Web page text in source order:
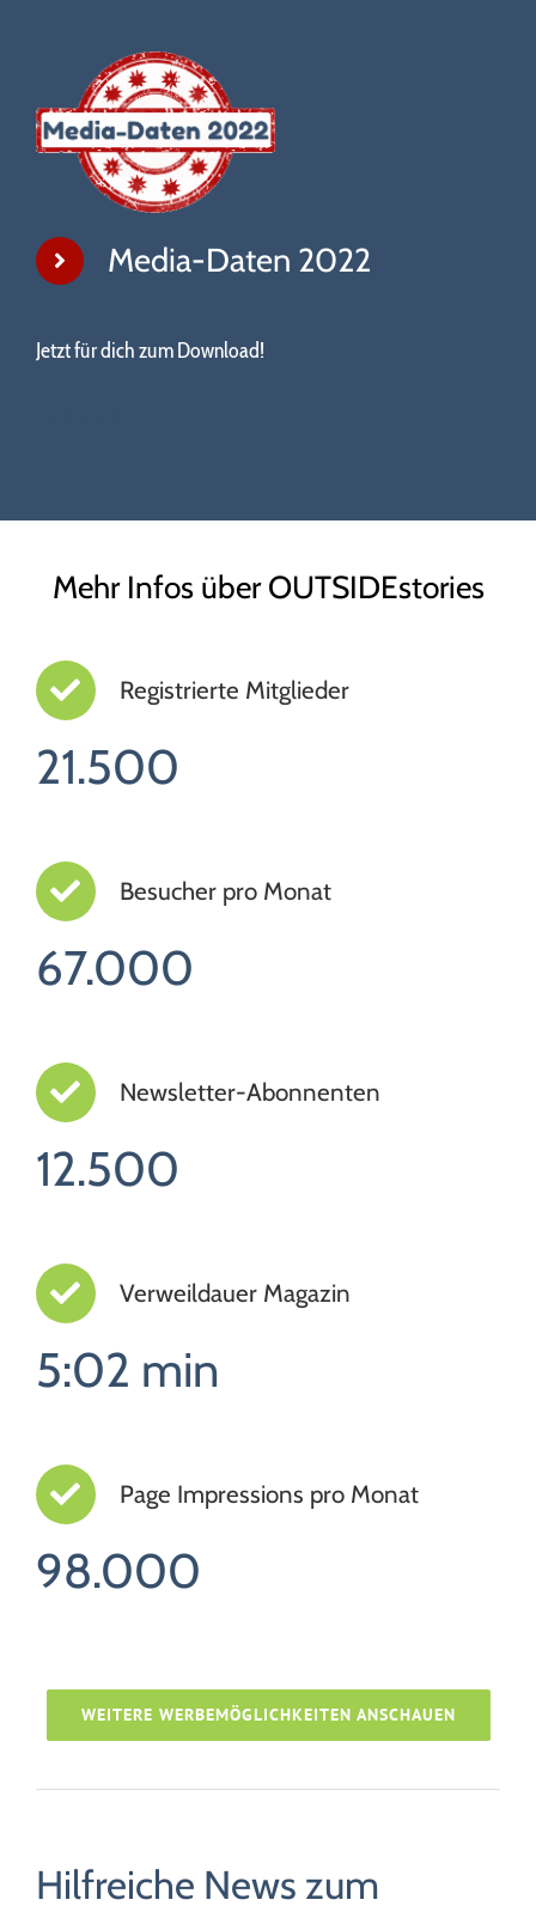
Media-Daten 2022
Jetzt für dich zum Download!
Mehr Infos über OUTSIDEstories
Registrierte Mitglieder
21.500
Besucher pro Monat
67.000
Newsletter-Abonnenten
12.500
Verweildauer Magazin
5:02 min
Page Impressions pro Monat
98.000
WEITERE WERBEMÖGLICHKEITEN ANSCHAUEN
Hilfreiche News zum
Webinar: Online-Kaufentscheidung effektiv